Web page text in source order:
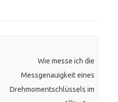
Wie messe ich die
Messgenauigkeit eines
Drehmomentschlüssels im